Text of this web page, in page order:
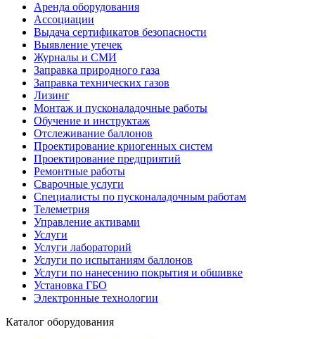
Аренда оборудования
Ассоциации
Выдача сертификатов безопасности
Выявление утечек
Журналы и СМИ
Заправка природного газа
Заправка технических газов
Лизинг
Монтаж и пусконаладочные работы
Обучение и инструктаж
Отслеживание баллонов
Проектирование криогенных систем
Проектирование предприятий
Ремонтные работы
Сварочные услуги
Специалисты по пусконаладочным работам
Телеметрия
Управление активами
Услуги
Услуги лабораторий
Услуги по испытаниям баллонов
Услуги по нанесению покрытия и обшивке
Установка ГБО
Электронные технологии
Каталог оборудования